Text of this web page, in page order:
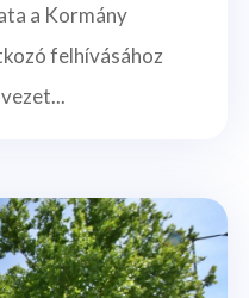
a Kormány
felhívásához